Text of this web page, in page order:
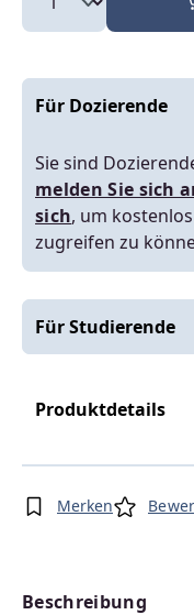
Für Dozierende
Sie sind
melden Sie sich
sich, um
zugreifen zu
Für Studierende
Produktdetails
Merken
Beschreibung